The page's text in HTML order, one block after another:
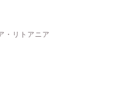
・リトアニア